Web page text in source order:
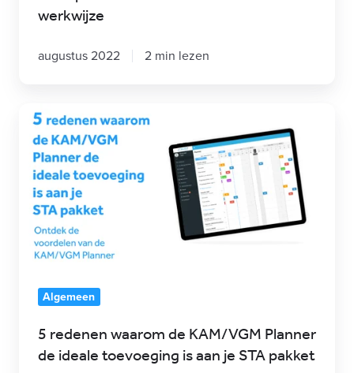
werkwijze
augustus 2022 2 min lezen
redenen
waarom
de
KAM/VGM
Planner
de
toevoeging
aan
Algemeen
5 redenen waarom de KAM/VGM Planner
de ideale toevoeging is aan je STA pakket